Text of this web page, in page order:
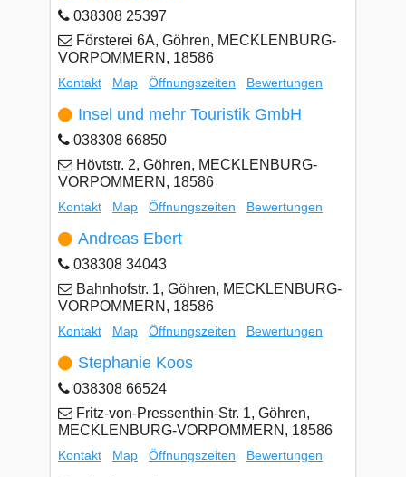
038308 25397
Försterei 6A, Göhren, MECKLENBURG-
VORPOMMERN, 18586
Kontakt Map Öffnungszeiten Bewertungen
Insel und mehr Touristik GmbH
038308 66850
Hövtstr. 2, Göhren, MECKLENBURG-
VORPOMMERN, 18586
Kontakt Map Öffnungszeiten Bewertungen
Andreas Ebert
038308 34043
Bahnhofstr. 1, Göhren, MECKLENBURG-
VORPOMMERN, 18586
Kontakt Map Öffnungszeiten Bewertungen
Stephanie Koos
038308 66524
Fritz-von-Pressenthin-Str. 1, Göhren,
MECKLENBURG-VORPOMMERN, 18586
Kontakt Map Öffnungszeiten Bewertungen